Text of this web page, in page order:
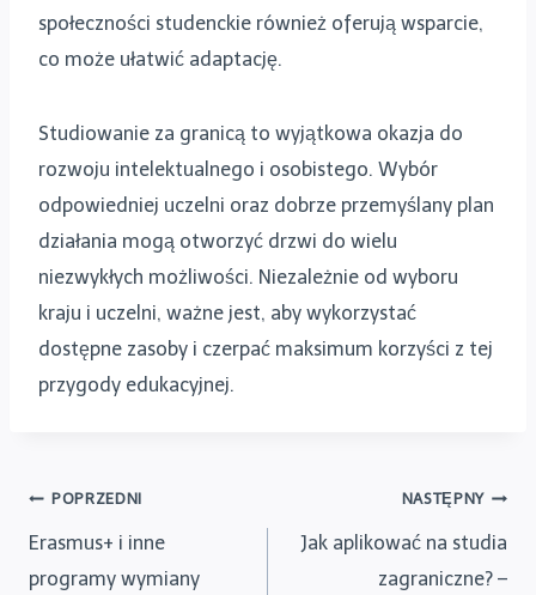
społeczności studenckie również oferują wsparcie,
co może ułatwić adaptację.
Studiowanie za granicą to wyjątkowa okazja do
rozwoju intelektualnego i osobistego. Wybór
odpowiedniej uczelni oraz dobrze przemyślany plan
działania mogą otworzyć drzwi do wielu
niezwykłych możliwości. Niezależnie od wyboru
kraju i uczelni, ważne jest, aby wykorzystać
dostępne zasoby i czerpać maksimum korzyści z tej
przygody edukacyjnej.
Nawigacja
POPRZEDNI
Erasmus+ i inne
programy wymiany
NASTĘPNY
Jak aplikować na studia
zagraniczne? –